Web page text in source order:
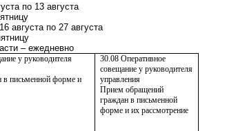
по 13 августа
августа по 27 августа
– ежедневно
у руководителя
письменной форме и
30.08 Оперативное
совещание у руководителя
управления
Прием обращений
граждан в письменной
форме и их рассмотрение